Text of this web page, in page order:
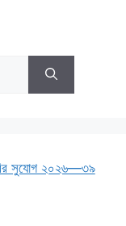
সুযোগ ২০২৬—৩৯